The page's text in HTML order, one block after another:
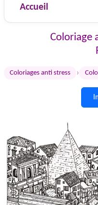
Accueil
Coloriage
Coloriages anti stress ›